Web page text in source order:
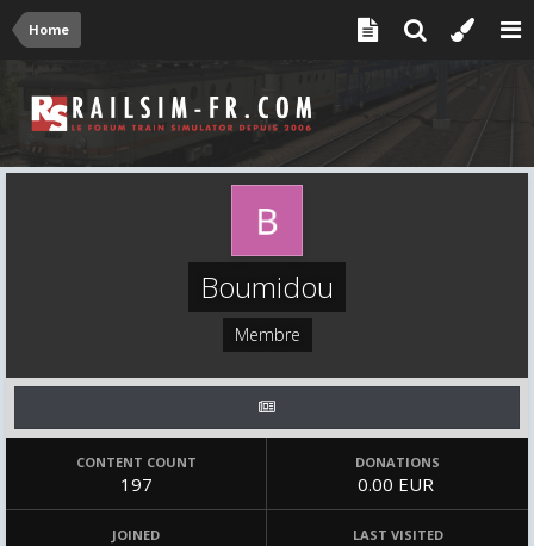
Home
Boumidou
Membre
CONTENT COUNT
197
DONATIONS
0.00 EUR
JOINED LAST VISITED